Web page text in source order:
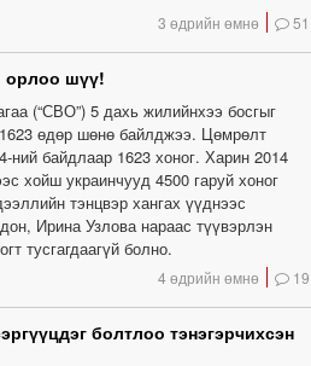
3 өдрийн өмнө 51
орлоо шүү!
(“СВО”) 5 дахь жилийнхээ босгыг
өдөр шөнө байлджээ. Цөмрөлт
ний байдлаар 1623 хоног. Харин 2014
хойш украинчууд 4500 гаруй хоног
тэнцвэр хангах үүднээс
Ирина Узлова нараас түүвэрлэн
тусгагдаагүй болно.
4 өдрийн өмнө 19
болтлоо тэнэгэрчихсэн